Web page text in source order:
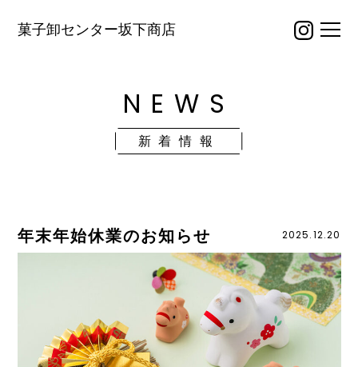
菓子卸センター坂下商店
NEWS
新着情報
年末年始休業のお知らせ 2025.12.20